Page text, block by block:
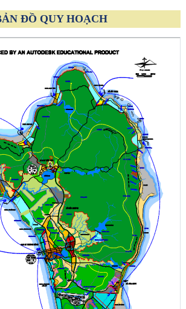
ĐỒ QUY HOẠCH